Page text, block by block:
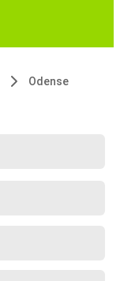
Odense